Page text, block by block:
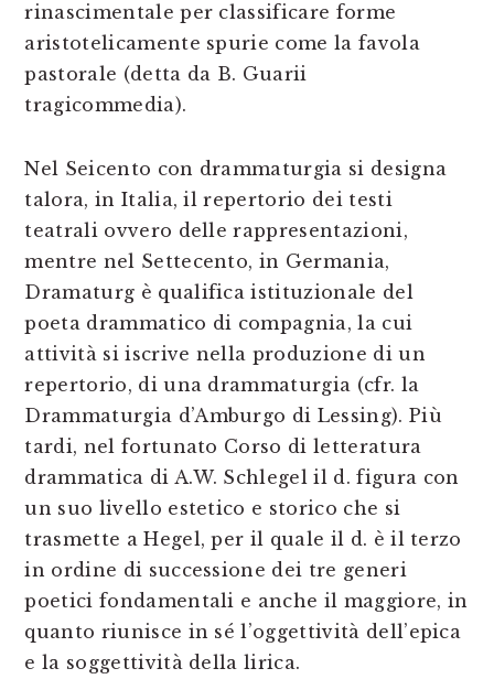
rinascimentale per classificare forme
aristotelicamente spurie come la favola
pastorale (detta da B. Guarii
tragicommedia).
Nel Seicento con drammaturgia si designa
talora, in Italia, il repertorio dei testi
teatrali ovvero delle rappresentazioni,
mentre nel Settecento, in Germania,
Dramaturg è qualifica istituzionale del
poeta drammatico di compagnia, la cui
attività si iscrive nella produzione di un
repertorio, di una drammaturgia (cfr. la
Drammaturgia d’Amburgo di Lessing). Più
tardi, nel fortunato Corso di letteratura
drammatica di A.W. Schlegel il d. figura con
un suo livello estetico e storico che si
trasmette a Hegel, per il quale il d. è il terzo
in ordine di successione dei tre generi
poetici fondamentali e anche il maggiore, in
quanto riunisce in sé l’oggettività dell’epica
e la soggettività della lirica.